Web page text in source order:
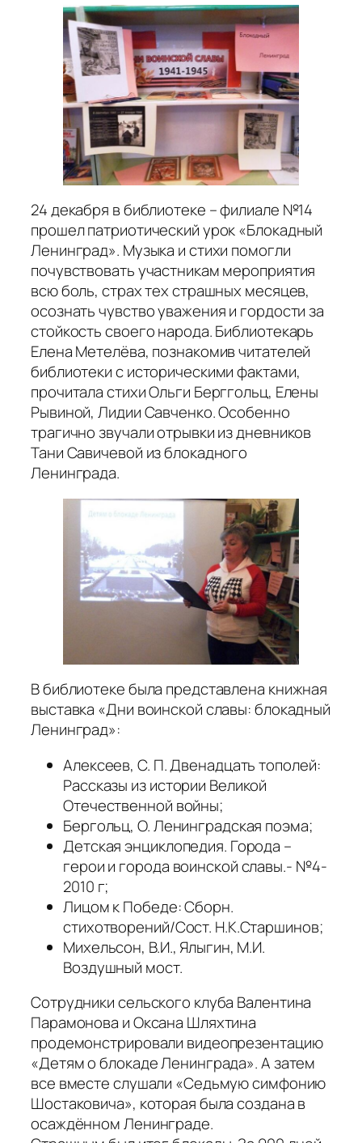
24 декабря в библиотеке – филиале №14
прошел патриотический урок «Блокадный
Ленинград». Музыка и стихи помогли
почувствовать участникам мероприятия
всю боль, страх тех страшных месяцев,
осознать чувство уважения и гордости за
стойкость своего народа. Библиотекарь
Елена Метелёва, познакомив читателей
библиотеки с историческими фактами,
прочитала стихи Ольги Берггольц, Елены
Рывиной, Лидии Савченко. Особенно
трагично звучали отрывки из дневников
Тани Савичевой из блокадного
Ленинграда.
В библиотеке была представлена книжная
выставка «Дни воинской славы: блокадный
Ленинград»:
Алексеев, С. П. Двенадцать тополей:
Рассказы из истории Великой
Отечественной войны;
Бергольц, О. Ленинградская поэма;
Детская энциклопедия. Города –
герои и города воинской славы.- №4-
2010 г;
Лицом к Победе: Сборн.
стихотворений/Сост. Н.К.Старшинов;
Михельсон, В.И., Ялыгин, М.И.
Воздушный мост.
Сотрудники сельского клуба Валентина
Парамонова и Оксана Шляхтина
продемонстрировали видеопрезентацию
«Детям о блокаде Ленинграда». А затем
все вместе слушали «Седьмую симфонию
Шостаковича», которая была создана в
осаждённом Ленинграде.